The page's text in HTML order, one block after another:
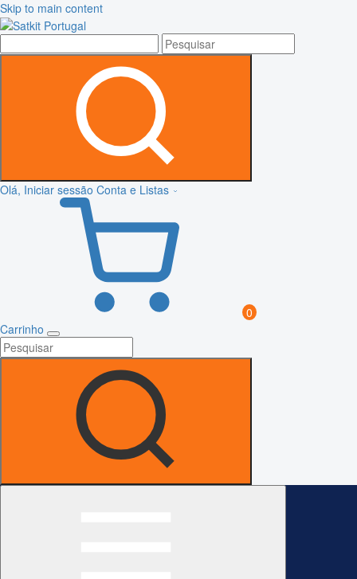
Skip to main content
Olá, Iniciar sessão Conta e Listas
0
Carrinho